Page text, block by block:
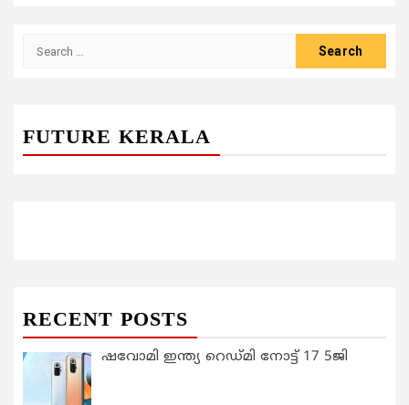
FUTURE KERALA
RECENT POSTS
ഷവോമി ഇന്ത്യ റെഡ്മി നോട്ട് 17 5ജി